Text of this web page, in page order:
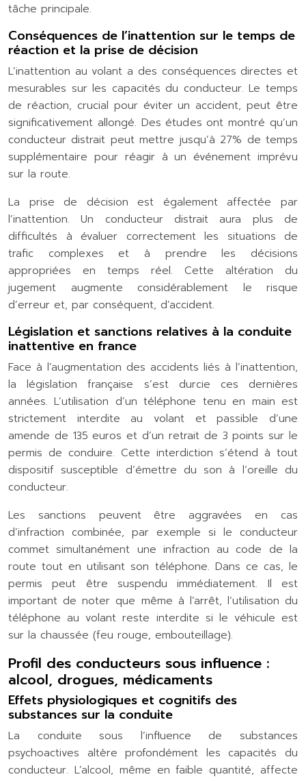
tâche principale.
Conséquences de l’inattention sur le temps de
réaction et la prise de décision
L’inattention au volant a des conséquences directes et
mesurables sur les capacités du conducteur. Le temps
de réaction, crucial pour éviter un accident, peut être
significativement allongé. Des études ont montré qu’un
conducteur distrait peut mettre jusqu’à 27% de temps
supplémentaire pour réagir à un événement imprévu
sur la route.
La prise de décision est également affectée par
l’inattention. Un conducteur distrait aura plus de
difficultés à évaluer correctement les situations de
trafic complexes et à prendre les décisions
appropriées en temps réel. Cette altération du
jugement augmente considérablement le risque
d’erreur et, par conséquent, d’accident.
Législation et sanctions relatives à la conduite
inattentive en france
Face à l’augmentation des accidents liés à l’inattention,
la législation française s’est durcie ces dernières
années. L’utilisation d’un téléphone tenu en main est
strictement interdite au volant et passible d’une
amende de 135 euros et d’un retrait de 3 points sur le
permis de conduire. Cette interdiction s’étend à tout
dispositif susceptible d’émettre du son à l’oreille du
conducteur.
Les sanctions peuvent être aggravées en cas
d’infraction combinée, par exemple si le conducteur
commet simultanément une infraction au code de la
route tout en utilisant son téléphone. Dans ce cas, le
permis peut être suspendu immédiatement. Il est
important de noter que même à l’arrêt, l’utilisation du
téléphone au volant reste interdite si le véhicule est
sur la chaussée (feu rouge, embouteillage).
Profil des conducteurs sous influence :
alcool, drogues, médicaments
Effets physiologiques et cognitifs des
substances sur la conduite
La conduite sous l’influence de substances
psychoactives altère profondément les capacités du
conducteur. L’alcool, même en faible quantité, affecte